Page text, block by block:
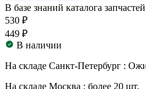
В базе знаний каталога запчастей
530 ₽
449 ₽
В наличии
На складе Санкт-Петербург :
На складе Москва : более 20 шт.